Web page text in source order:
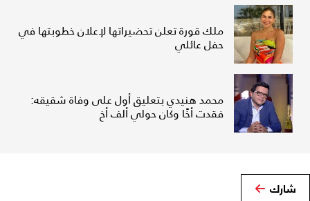
ملك قورة تعلن تحضيراتها لإعلان خطوبتها في
حفل عائلي
محمد هنيدي بتعليق أول على وفاة شقيقه:
فقدت أخًا وكان حولي ألف أخ
شارك